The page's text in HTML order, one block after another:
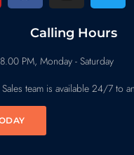
Calling Hours
PM, Monday - Saturday
team is available 24/7 to